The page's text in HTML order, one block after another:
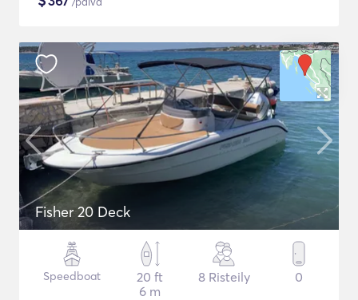
Fisher 20 Deck
Speedboat
20 ft
6 m
8 Risteily 0